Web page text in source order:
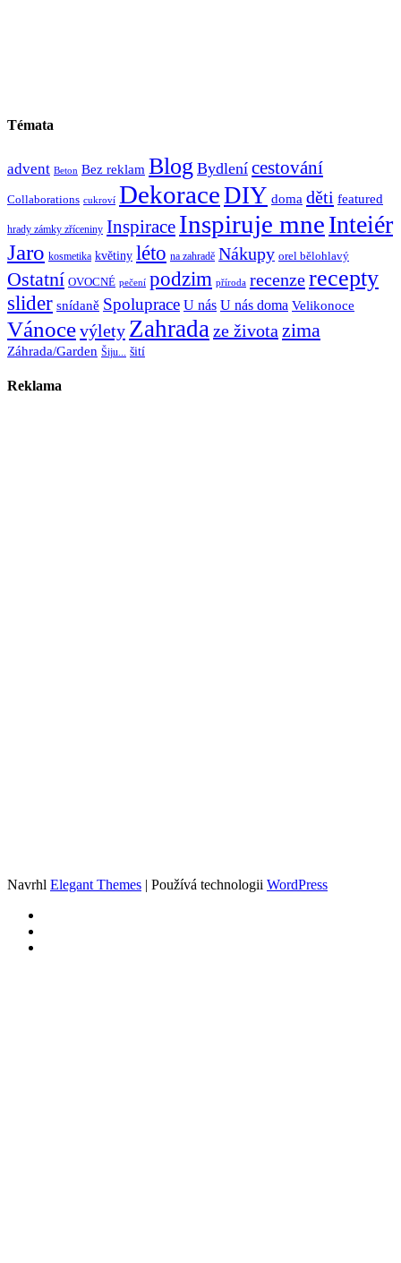
Témata
advent Beton Bez reklam Blog Bydlení cestování
Collaborations cukroví DekoraceDIY doma děti featured
hrady zámky zříceniny Inspirace Inspiruje mneInteiér
Jaro kosmetika květiny léto na zahradě Nákupy orel bělohlavý
Ostatní OVOCNÉ pečení podzim příroda recenzerecepty
slider snídaně Spoluprace U nás U nás doma Velikonoce
Vánocevýlety Zahrada ze života zima
Záhrada/Garden Šiju... šití
Reklama
Navrhl Elegant Themes | Používá technologii WordPress